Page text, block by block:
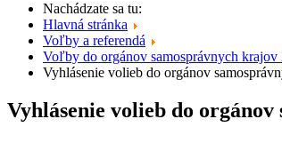
Nachádzate sa tu:
Hlavná stránka
Voľby a referendá
Voľby do orgánov samosprávnych krajov
Vyhlásenie volieb do orgánov
Vyhlásenie volieb do